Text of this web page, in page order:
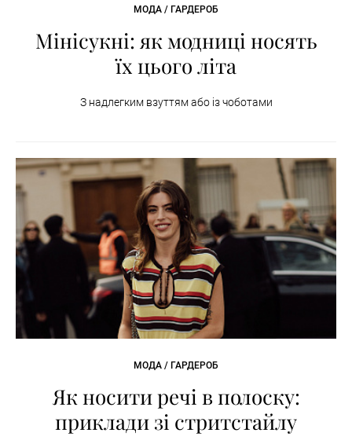
МОДА / ГАРДЕРОБ
Мінісукні: як модниці носять
їх цього літа
З надлегким взуттям або із чоботами
МОДА / ГАРДЕРОБ
Як носити речі в полоску:
приклади зі стритстайлу